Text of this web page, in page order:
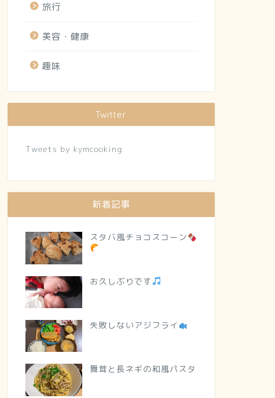
旅行
美容・健康
趣味
Twitter
Tweets by kymcooking
新着記事
スタバ風チョコスコーン
お久しぶりです
失敗しないアジフライ
舞茸と長ネギの和風パスタ